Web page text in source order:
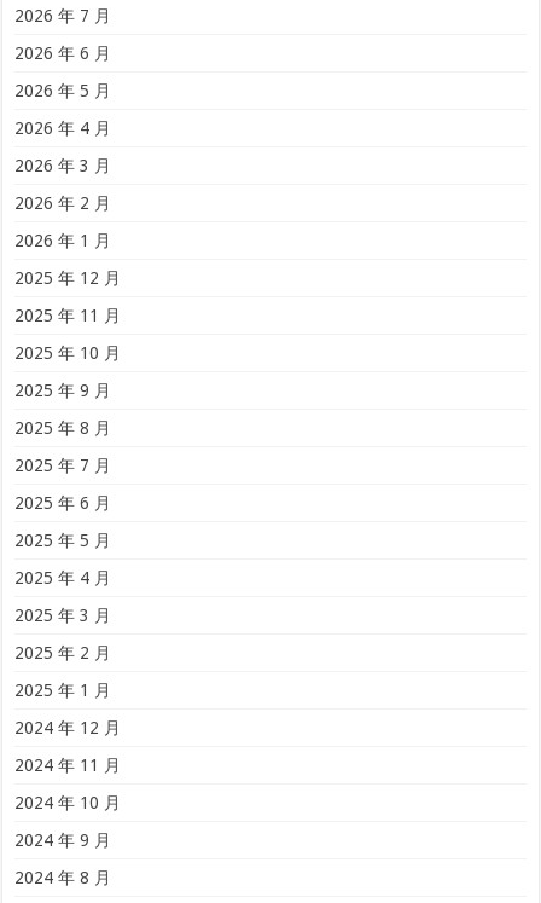
2026 年 7 月
2026 年 6 月
2026 年 5 月
2026 年 4 月
2026 年 3 月
2026 年 2 月
2026 年 1 月
2025 年 12 月
2025 年 11 月
2025 年 10 月
2025 年 9 月
2025 年 8 月
2025 年 7 月
2025 年 6 月
2025 年 5 月
2025 年 4 月
2025 年 3 月
2025 年 2 月
2025 年 1 月
2024 年 12 月
2024 年 11 月
2024 年 10 月
2024 年 9 月
2024 年 8 月